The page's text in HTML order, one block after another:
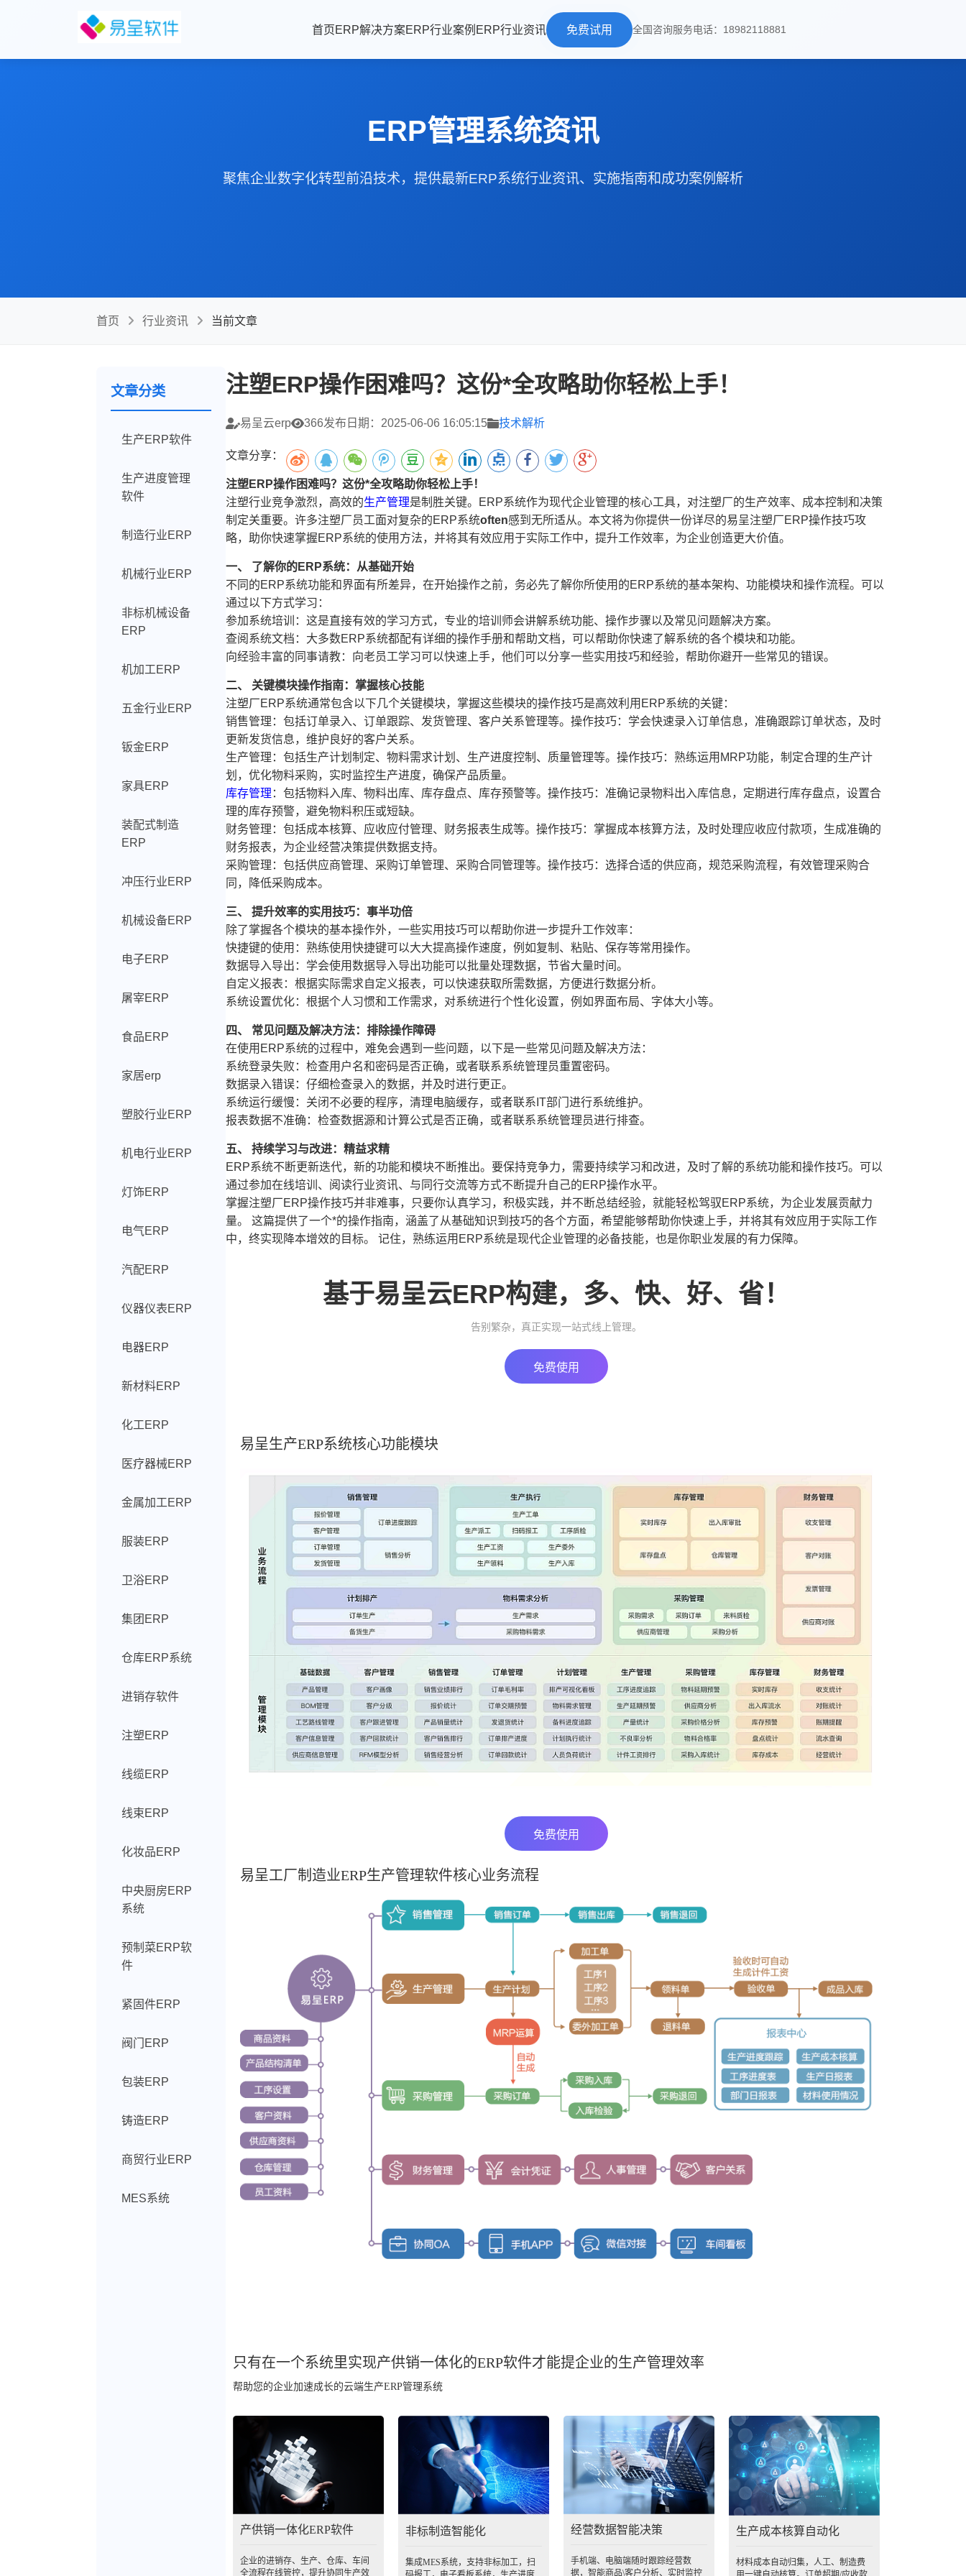
首页ERP解决方案ERP行业案例 ERP行业资讯 免费试用 全国咨询服务电话：18982118881
ERP管理系统资讯
聚焦企业数字化转型前沿技术，提供最新ERP系统行业资讯、实施指南和成功案例解析
首页 行业资讯 当前文章
文章分类
生产ERP软件
生产进度管理
软件
制造行业ERP
机械行业ERP
非标机械设备
ERP
机加工ERP
五金行业ERP
钣金ERP
家具ERP
装配式制造
ERP
冲压行业ERP
机械设备ERP
电子ERP
屠宰ERP
食品ERP
家居erp
塑胶行业ERP
机电行业ERP
灯饰ERP
电气ERP
汽配ERP
仪器仪表ERP
电器ERP
新材料ERP
化工ERP
医疗器械ERP
金属加工ERP
服装ERP
卫浴ERP
集团ERP
仓库ERP系统
进销存软件
注塑ERP
线缆ERP
线束ERP
化妆品ERP
中央厨房ERP
系统
预制菜ERP软
件
紧固件ERP
阀门ERP
包装ERP
铸造ERP
商贸行业ERP
MES系统
注塑ERP操作困难吗？这份*全攻略助你轻松上手！
易呈云erp 366发布日期：2025-06-06 16:05:15 技术解析
文章分享：
注塑ERP操作困难吗？这份*全攻略助你轻松上手！
注塑行业竞争激烈，高效的生产管理是制胜关键。ERP系统作为现代企业管理的核心工具，对注塑厂的生产效率、成本控制和决策
制定关重要。许多注塑厂员工面对复杂的ERP系统often感到无所适从。本文将为你提供一份详尽的易呈注塑厂ERP操作技巧攻
略，助你快速掌握ERP系统的使用方法，并将其有效应用于实际工作中，提升工作效率，为企业创造更大价值。
一、 了解你的ERP系统：从基础开始
不同的ERP系统功能和界面有所差异，在开始操作之前，务必先了解你所使用的ERP系统的基本架构、功能模块和操作流程。可以
通过以下方式学习：
参加系统培训：这是直接有效的学习方式，专业的培训师会讲解系统功能、操作步骤以及常见问题解决方案。
查阅系统文档：大多数ERP系统都配有详细的操作手册和帮助文档，可以帮助你快速了解系统的各个模块和功能。
向经验丰富的同事请教：向老员工学习可以快速上手，他们可以分享一些实用技巧和经验，帮助你避开一些常见的错误。
二、 关键模块操作指南：掌握核心技能
注塑厂ERP系统通常包含以下几个关键模块，掌握这些模块的操作技巧是高效利用ERP系统的关键：
销售管理：包括订单录入、订单跟踪、发货管理、客户关系管理等。操作技巧：学会快速录入订单信息，准确跟踪订单状态，及时
更新发货信息，维护良好的客户关系。
生产管理：包括生产计划制定、物料需求计划、生产进度控制、质量管理等。操作技巧：熟练运用MRP功能，制定合理的生产计
划，优化物料采购，实时监控生产进度，确保产品质量。
库存管理 ：包括物料入库、物料出库、库存盘点、库存预警等。操作技巧：准确记录物料出入库信息，定期进行库存盘点，设置合
理的库存预警，避免物料积压或短缺。
财务管理：包括成本核算、应收应付管理、财务报表生成等。操作技巧：掌握成本核算方法，及时处理应收应付款项，生成准确的
财务报表，为企业经营决策提供数据支持。
采购管理：包括供应商管理、采购订单管理、采购合同管理等。操作技巧：选择合适的供应商，规范采购流程，有效管理采购合
同，降低采购成本。
三、 提升效率的实用技巧：事半功倍
除了掌握各个模块的基本操作外，一些实用技巧可以帮助你进一步提升工作效率：
快捷键的使用：熟练使用快捷键可以大大提高操作速度，例如复制、粘贴、保存等常用操作。
数据导入导出：学会使用数据导入导出功能可以批量处理数据，节省大量时间。
自定义报表：根据实际需求自定义报表，可以快速获取所需数据，方便进行数据分析。
系统设置优化：根据个人习惯和工作需求，对系统进行个性化设置，例如界面布局、字体大小等。
四、 常见问题及解决方法：排除操作障碍
在使用ERP系统的过程中，难免会遇到一些问题，以下是一些常见问题及解决方法：
系统登录失败：检查用户名和密码是否正确，或者联系系统管理员重置密码。
数据录入错误：仔细检查录入的数据，并及时进行更正。
系统运行缓慢：关闭不必要的程序，清理电脑缓存，或者联系IT部门进行系统维护。
报表数据不准确：检查数据源和计算公式是否正确，或者联系系统管理员进行排查。
五、 持续学习与改进：精益求精
ERP系统不断更新迭代，新的功能和模块不断推出。要保持竞争力，需要持续学习和改进，及时了解的系统功能和操作技巧。可以
通过参加在线培训、阅读行业资讯、与同行交流等方式不断提升自己的ERP操作水平。
掌握注塑厂ERP操作技巧并非难事，只要你认真学习，积极实践，并不断总结经验，就能轻松驾驭ERP系统，为企业发展贡献力
量。 这篇提供了一个*的操作指南，涵盖了从基础知识到技巧的各个方面，希望能够帮助你快速上手，并将其有效应用于实际工作
中，终实现降本增效的目标。 记住，熟练运用ERP系统是现代企业管理的必备技能，也是你职业发展的有力保障。
基于易呈云ERP构建，多、快、好、省！
告别繁杂，真正实现一站式线上管理。
免费使用
易呈生产ERP系统核心功能模块
免费使用
易呈工厂制造业ERP生产管理软件核心业务流程
只有在一个系统里实现产供销一体化的ERP软件才能提企业的生产管理效率
帮助您的企业加速成长的云端生产ERP管理系统
产供销一体化ERP软件
企业的进销存、生产、仓库、车间
全流程在线管控，提升协同生产效
非标制造智能化
集成MES系统，支持非标加工，扫
经营数据智能决策
手机端、电脑端随时跟踪经营数
据，智能商品\客户分析、实时监控
生产成本核算自动化
材料成本自动归集，人工、制造费